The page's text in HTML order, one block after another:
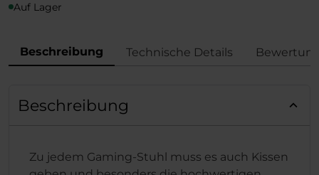
Auf Lager
Beschreibung Technische Details
Beschreibung
Zu jedem Gaming-Stuhl muss es auch Kissen